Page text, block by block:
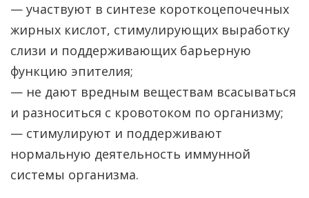
— участвуют в синтезе короткоцепочечных
жирных кислот, стимулирующих выработку
слизи и поддерживающих барьерную
функцию эпителия;
— не дают вредным веществам всасываться
и разноситься с кровотоком по организму;
— стимулируют и поддерживают
нормальную деятельность иммунной
системы организма.